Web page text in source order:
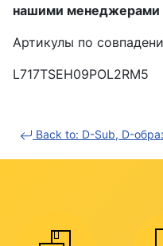
нашими менеджерами
Артикулы по
L717TSEH09POL2RM5
Back to: D-Sub, D-